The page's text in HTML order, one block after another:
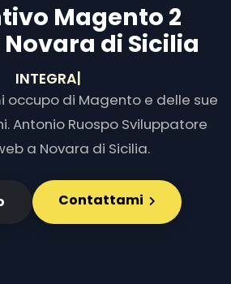
Magento 2
di Sicilia
INTEGRAZIONI E
occupo di Magento e delle sue
Antonio Ruospo Sviluppatore
a Novara di Sicilia.
Contattami